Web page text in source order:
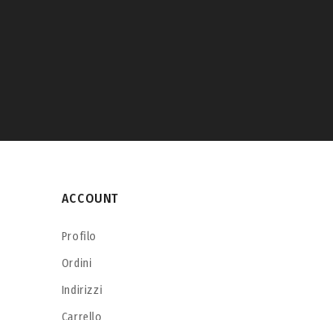
ACCOUNT
Profilo
Ordini
Indirizzi
Carrello